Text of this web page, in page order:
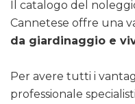
Il catalogo del
Cannetese offre una
da giardinaggio e
Per avere tutti i
professionale